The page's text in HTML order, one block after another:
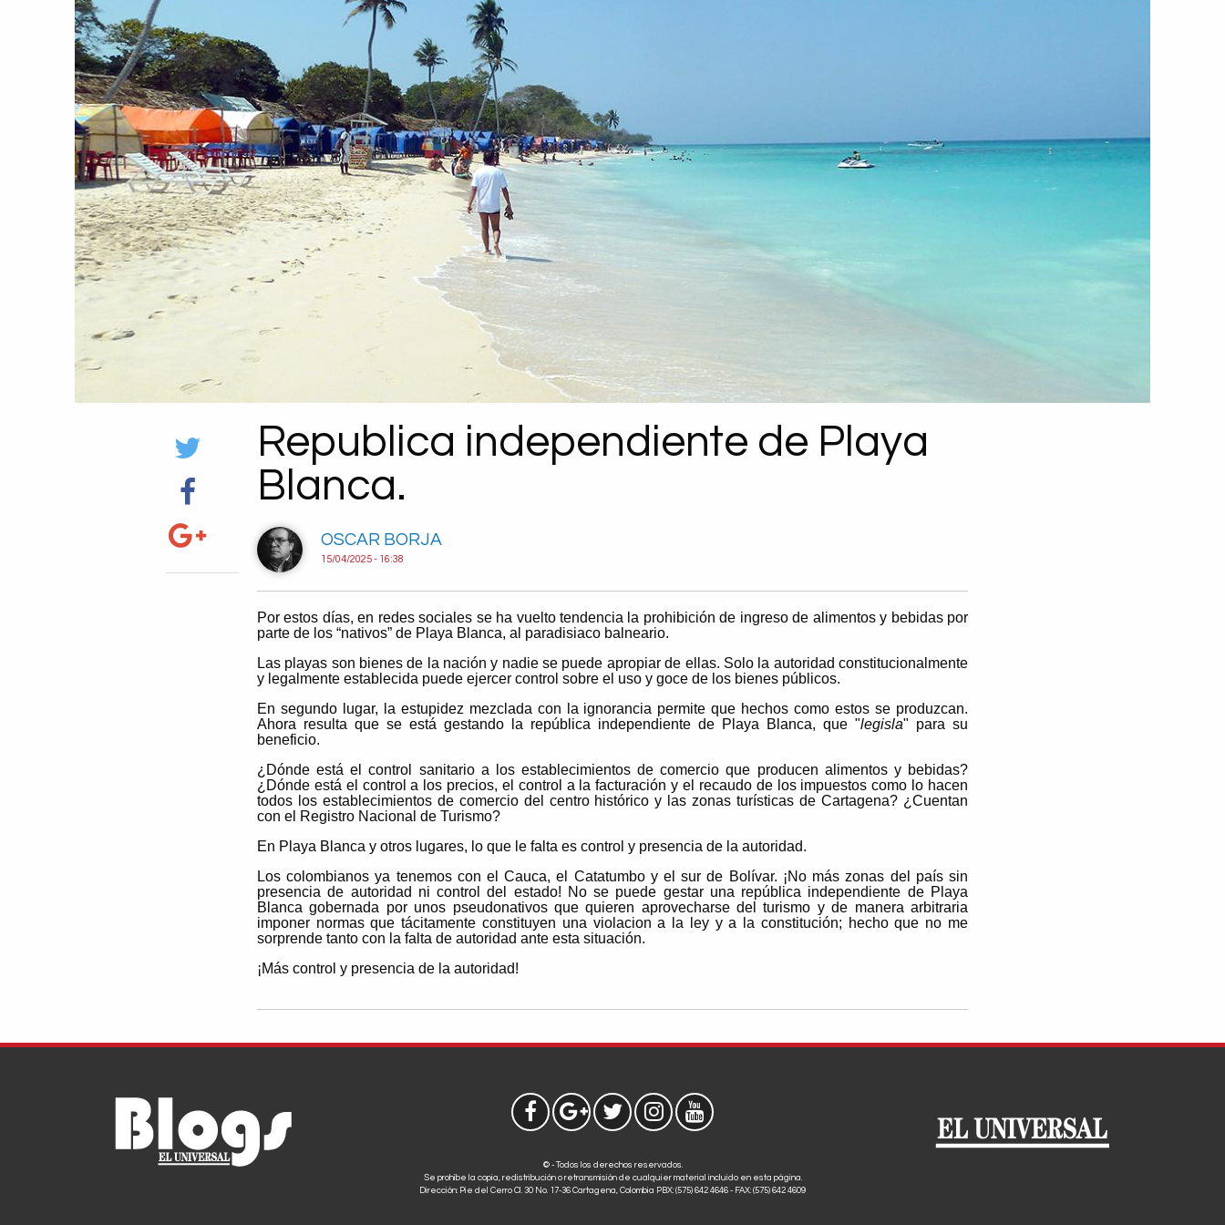
Republica independiente de Playa
Blanca.
OSCAR BORJA
15/04/2025 - 16:38
Por estos días, en redes sociales se ha vuelto tendencia la prohibición de ingreso de alimentos y bebidas por
parte de los “nativos” de Playa Blanca, al paradisiaco balneario.
Las playas son bienes de la nación y nadie se puede apropiar de ellas. Solo la autoridad constitucionalmente
y legalmente establecida puede ejercer control sobre el uso y goce de los bienes públicos.
En segundo lugar, la estupidez mezclada con la ignorancia permite que hechos como estos se produzcan.
Ahora resulta que se está gestando la república independiente de Playa Blanca, que "legisla" para su
beneficio.
¿Dónde está el control sanitario a los establecimientos de comercio que producen alimentos y bebidas?
¿Dónde está el control a los precios, el control a la facturación y el recaudo de los impuestos como lo hacen
todos los establecimientos de comercio del centro histórico y las zonas turísticas de Cartagena? ¿Cuentan
con el Registro Nacional de Turismo?
En Playa Blanca y otros lugares, lo que le falta es control y presencia de la autoridad.
Los colombianos ya tenemos con el Cauca, el Catatumbo y el sur de Bolívar. ¡No más zonas del país sin
presencia de autoridad ni control del estado! No se puede gestar una república independiente de Playa
Blanca gobernada por unos pseudonativos que quieren aprovecharse del turismo y de manera arbitraria
imponer normas que tácitamente constituyen una violacion a la ley y a la constitución; hecho que no me
sorprende tanto con la falta de autoridad ante esta situación.
¡Más control y presencia de la autoridad!
© - Todos los derechos reservados.
Se prohíbe la copia, redistribución o retransmisión de cualquier material incluido en esta página.
Dirección: Pie del Cerro Cl. 30 No. 17-36 Cartagena, Colombia PBX: (575) 642 4646 - FAX: (575) 642 4609